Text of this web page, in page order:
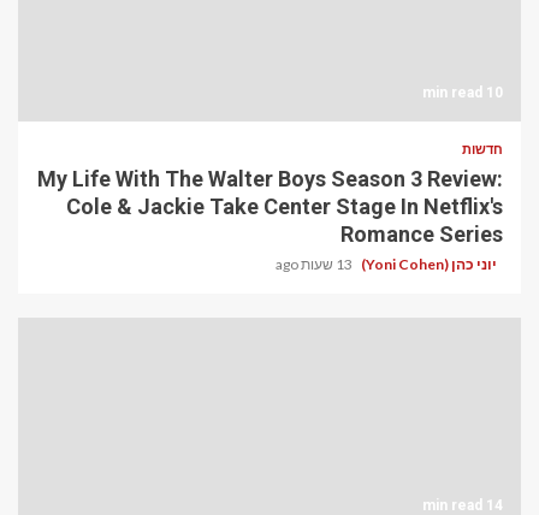
10 min read
חדשות
My Life With The Walter Boys Season 3 Review:
Cole & Jackie Take Center Stage In Netflix's
Romance Series
יוני כהן (Yoni Cohen) 13 שעות ago
14 min read